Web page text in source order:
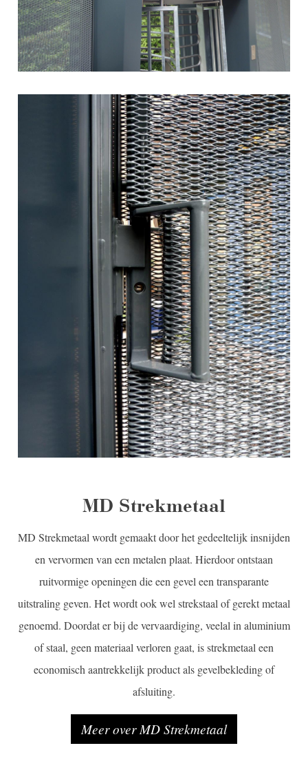
MD Strekmetaal
MD Strekmetaal wordt gemaakt door het gedeeltelijk insnijden
en vervormen van een metalen plaat. Hierdoor ontstaan
ruitvormige openingen die een gevel een transparante
uitstraling geven. Het wordt ook wel strekstaal of gerekt metaal
genoemd. Doordat er bij de vervaardiging, veelal in aluminium
of staal, geen materiaal verloren gaat, is strekmetaal een
economisch aantrekkelijk product als gevelbekleding of
afsluiting.
Meer over MD Strekmetaal